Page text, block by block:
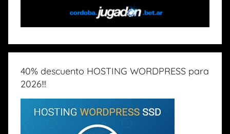
40% descuento HOSTING WORDPRESS para
2026!!!